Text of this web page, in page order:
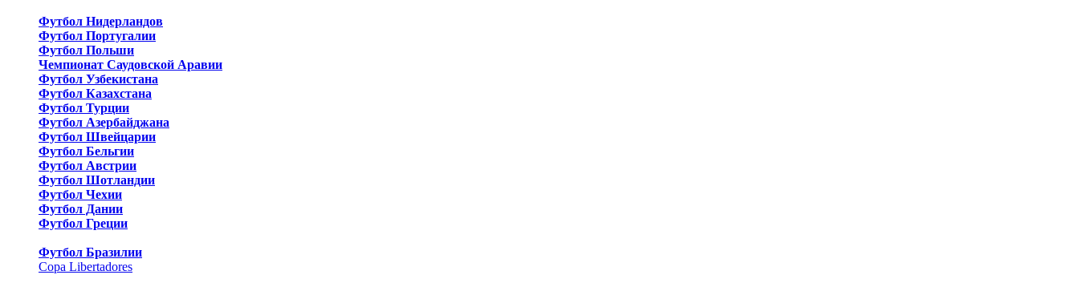
Футбол Нидерландов
Футбол Португалии
Футбол Польши
Чемпионат Саудовской Аравии
Футбол Узбекистана
Футбол Казахстана
Футбол Турции
Футбол Азербайджана
Футбол Швейцарии
Футбол Бельгии
Футбол Австрии
Футбол Шотландии
Футбол Чехии
Футбол Дании
Футбол Греции
Футбол Бразилии
Copa Libertadores